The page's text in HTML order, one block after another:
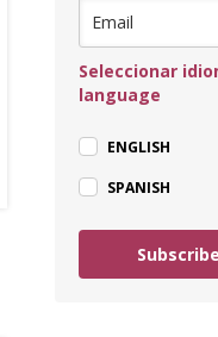
Seleccionar
language
ENGLISH
SPANISH